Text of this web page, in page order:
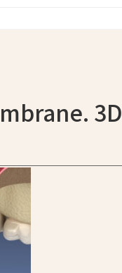
3D